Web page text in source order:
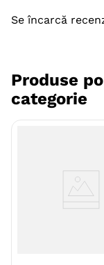
Se încarcă
Produse
categorie